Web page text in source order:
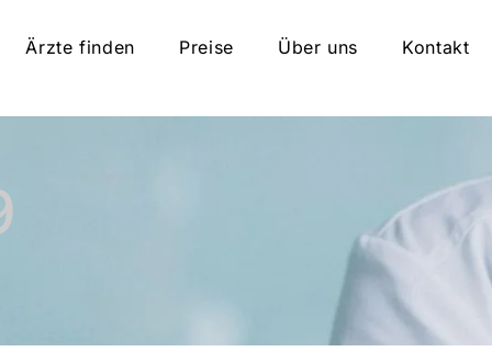
Ärzte finden Preise Über uns Kontakt